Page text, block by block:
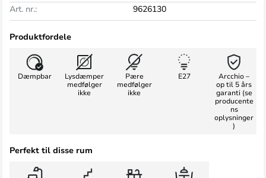
Art. nr.:
9626130
Produktfordele
Dæmpbar
Lysdæmper
medfølger
ikke
Pære
medfølger
ikke
E27
Arcchio –
op til 5 års
garanti (se
producente
ns
oplysninger
)
Perfekt til disse rum